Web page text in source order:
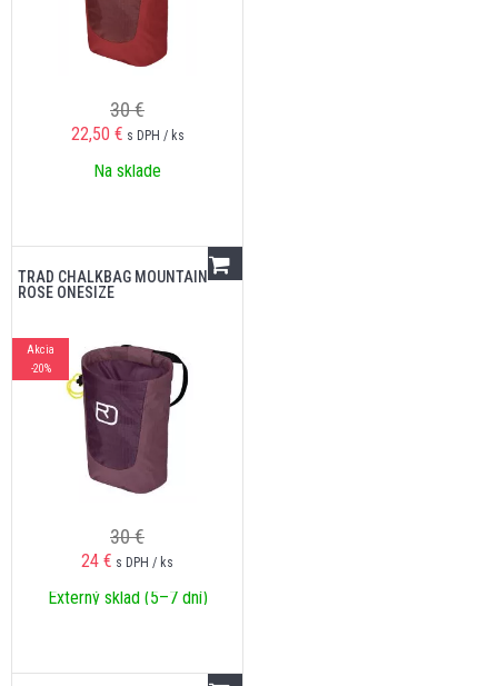
30 €
22,50 € s DPH / ks
Na sklade
TRAD CHALKBAG MOUNTAIN
ROSE ONESIZE
Akcia
-20%
30 €
24 € s DPH / ks
Externý sklad (5–7 dní)